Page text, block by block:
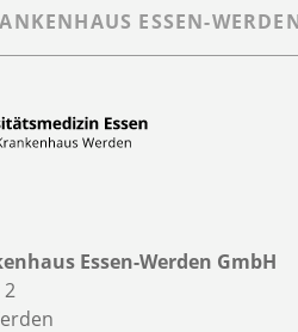
ESSEN-
Essen-Werden GmbH